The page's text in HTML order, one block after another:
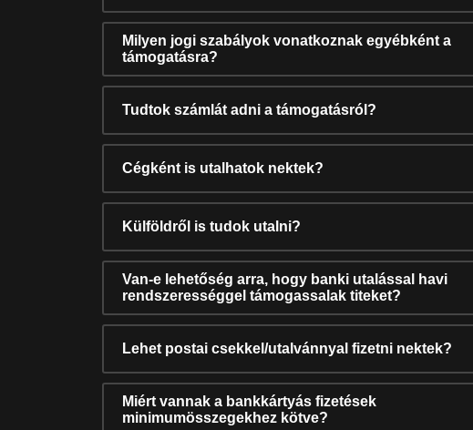
Milyen jogi szabályok vonatkoznak egyébként a
támogatásra?
Tudtok számlát adni a támogatásról?
Cégként is utalhatok nektek?
Külföldről is tudok utalni?
Van-e lehetőség arra, hogy banki utalással havi
rendszerességgel támogassalak titeket?
Lehet postai csekkel/utalvánnyal fizetni nektek?
Miért vannak a bankkártyás fizetések
minimumösszegekhez kötve?